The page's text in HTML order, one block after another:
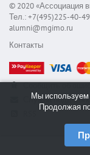
© 2020 «Ассоциация
Тел.: +7(495)225-40-49
alumni@mgimo.ru
Контакты
Сообщить об
Служба
Мы используем
Продолжая